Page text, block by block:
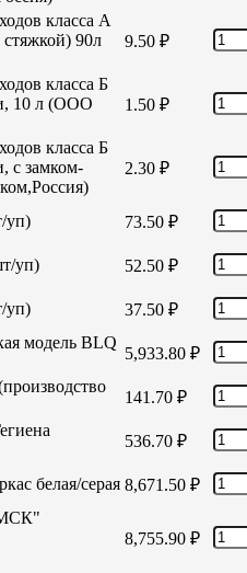
класса А
90л
9.50 ₽
класса Б
10 л (ООО
1.50 ₽
класса Б
с замком-
2.30 ₽
уп) 73.50 ₽
уп) 52.50 ₽
уп) 37.50 ₽
модель BLQ
5,933.80 ₽
141.70 ₽
536.70 ₽
белая/серая 8,671.50 ₽
8,755.90 ₽